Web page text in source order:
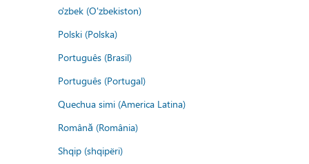
o'zbek (O'zbekiston)
Polski (Polska)
Português (Brasil)
Português (Portugal)
Quechua simi (America Latina)
Română (România)
Shqip (shqipëri)